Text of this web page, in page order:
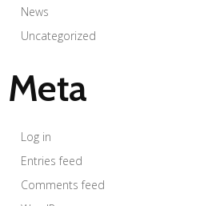
News
Uncategorized
Meta
Log in
Entries feed
Comments feed